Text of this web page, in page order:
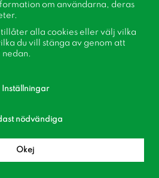
®
Italiensk Klematis
Correvon
om användarna, deras
alla cookies eller välj vilka
du vill stänga av genom att
nedan.
Inställningar
nödvändiga
Okej